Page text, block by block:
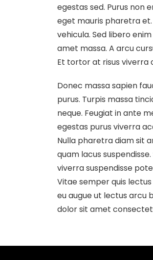
egestas sed. Purus non
eget mauris pharetra
vehicula. Sed libero
amet massa. A arcu
Et tortor at risus viverra
Donec massa sapien
purus. Turpis massa
neque. Feugiat in ante
egestas purus viverra
Nulla pharetra diam sit
quam lacus
viverra suspendisse
Vitae semper quis
eu augue ut lectus arcu
dolor sit amet